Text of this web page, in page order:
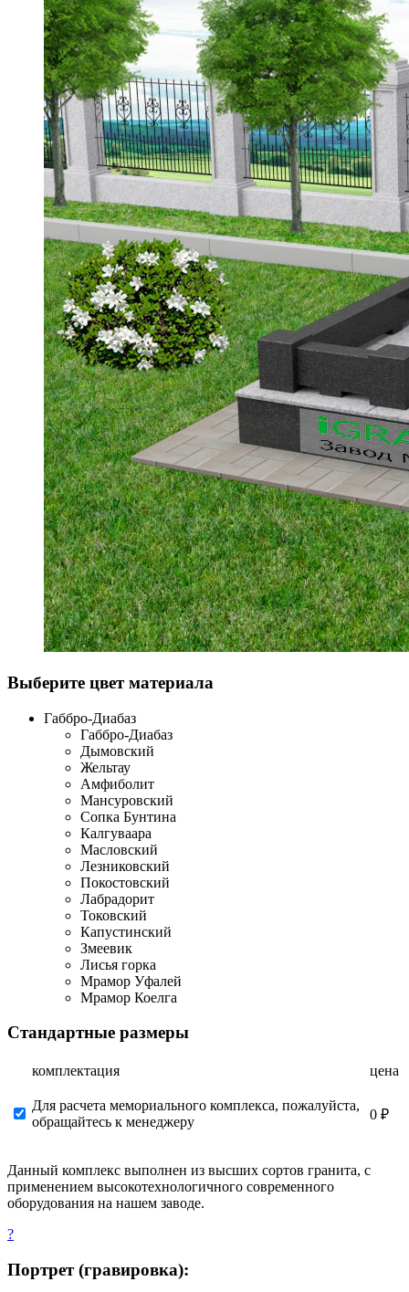
Выберите цвет материала
Габбро-Диабаз
Габбро-Диабаз
Дымовский
Жельтау
Амфиболит
Мансуровский
Сопка Бунтина
Калгуваара
Масловский
Лезниковский
Покостовский
Лабрадорит
Токовский
Капустинский
Змеевик
Лисья горка
Мрамор Уфалей
Мрамор Коелга
Стандартные размеры
комплектация цена
Для расчета мемориального комплекса, пожалуйста,
обращайтесь к менеджеру
0 ₽
Данный комплекс выполнен из высших сортов гранита, с
применением высокотехнологичного современного
оборудования на нашем заводе.
?
Портрет (гравировка):